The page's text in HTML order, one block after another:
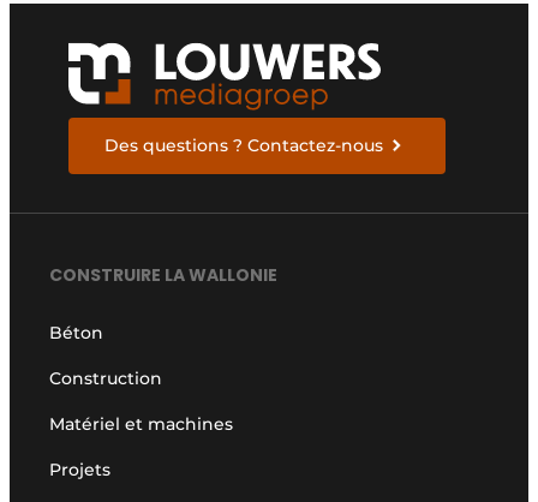
Des questions ? Contactez-nous
CONSTRUIRE LA WALLONIE
Béton
Construction
Matériel et machines
Projets